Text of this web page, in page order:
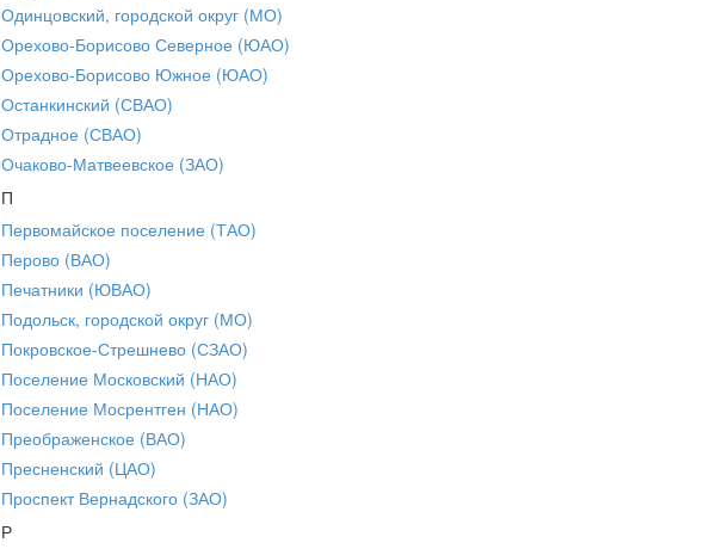
Одинцовский, городской округ (МО)
Орехово-Борисово Северное (ЮАО)
Орехово-Борисово Южное (ЮАО)
Останкинский (СВАО)
Отрадное (СВАО)
Очаково-Матвеевское (ЗАО)
П
Первомайское поселение (ТАО)
Перово (ВАО)
Печатники (ЮВАО)
Подольск, городской округ (МО)
Покровское-Стрешнево (СЗАО)
Поселение Московский (НАО)
Поселение Мосрентген (НАО)
Преображенское (ВАО)
Пресненский (ЦАО)
Проспект Вернадского (ЗАО)
Р